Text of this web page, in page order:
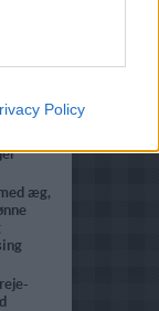
Policy
bacon
æg,